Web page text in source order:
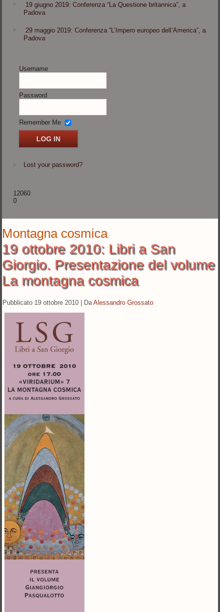
19 giugno 2019: Conferenza “La Questione britannica”, a
Padova
29 maggio 2019: Conferenza “L’Impero europeo dell’America”, a
Padova
Username
Password
Remember Me
Lost your password?
12060
0
Montagna cosmica
19 ottobre 2010: Libri a San
Giorgio. Presentazione del volume
La montagna cosmica
Pubblicato 19 ottobre 2010 Da Alessandro Grossato